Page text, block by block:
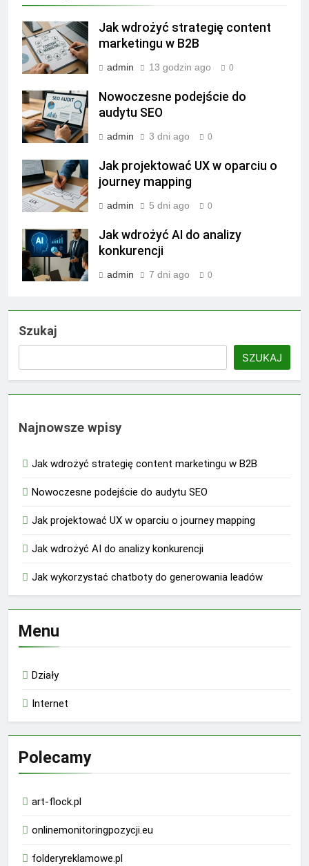
Jak wdrożyć strategię content
marketingu w B2B
admin 13 godzin ago 0
Nowoczesne podejście do
audytu SEO
admin 3 dni ago 0
Jak projektować UX w oparciu o
journey mapping
admin 5 dni ago 0
Jak wdrożyć AI do analizy
konkurencji
admin 7 dni ago 0
Szukaj
SZUKAJ
Najnowsze wpisy
Jak wdrożyć strategię content marketingu w B2B
Nowoczesne podejście do audytu SEO
Jak projektować UX w oparciu o journey mapping
Jak wdrożyć AI do analizy konkurencji
Jak wykorzystać chatboty do generowania leadów
Menu
Działy
Internet
Polecamy
art-flock.pl
onlinemonitoringpozycji.eu
folderyreklamowe.pl